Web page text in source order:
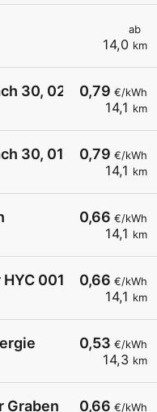
ab
14,0 km
0,79 €/kWh
14,1 km
30, 02
0,79 €/kWh
14,1 km
30, 01
0,66 €/kWh
14,1 km
0,66 €/kWh
14,1 km
001
0,53 €/kWh
14,3 km
0,66 €/kWh
Graben